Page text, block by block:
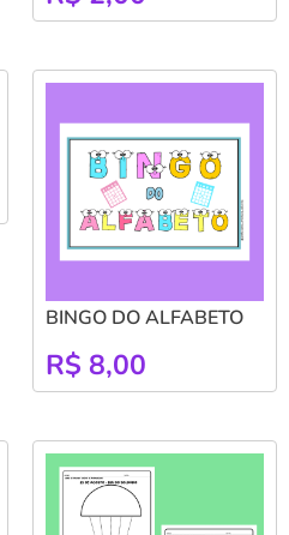
BINGO DO ALFABETO
R$ 8,00